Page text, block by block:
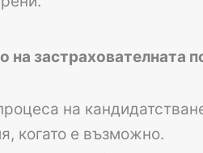
на застрахователната
на
когато е възможно.